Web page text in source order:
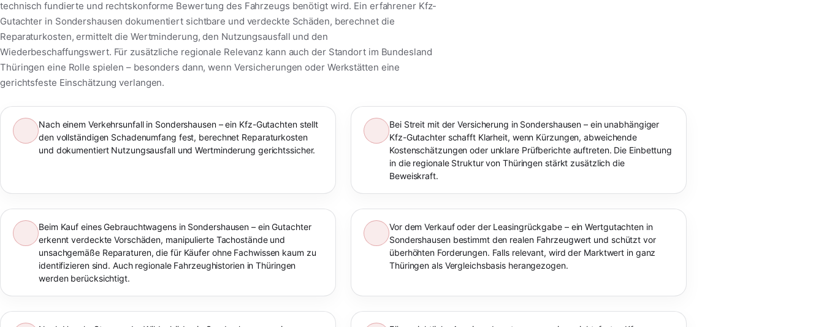
technisch fundierte und rechtskonforme Bewertung des Fahrzeugs benötigt wird. Ein erfahrener Kfz-
Gutachter in Sondershausen dokumentiert sichtbare und verdeckte Schäden, berechnet die
Reparaturkosten, ermittelt die Wertminderung, den Nutzungsausfall und den
Wiederbeschaffungswert. Für zusätzliche regionale Relevanz kann auch der Standort im Bundesland
Thüringen eine Rolle spielen – besonders dann, wenn Versicherungen oder Werkstätten eine
gerichtsfeste Einschätzung verlangen.
Nach einem Verkehrsunfall in Sondershausen – ein Kfz-Gutachten stellt
den vollständigen Schadenumfang fest, berechnet Reparaturkosten
und dokumentiert Nutzungsausfall und Wertminderung gerichtssicher.
Bei Streit mit der Versicherung in Sondershausen – ein unabhängiger
Kfz-Gutachter schafft Klarheit, wenn Kürzungen, abweichende
Kostenschätzungen oder unklare Prüfberichte auftreten. Die Einbettung
in die regionale Struktur von Thüringen stärkt zusätzlich die
Beweiskraft.
Beim Kauf eines Gebrauchtwagens in Sondershausen – ein Gutachter
erkennt verdeckte Vorschäden, manipulierte Tachostände und
unsachgemäße Reparaturen, die für Käufer ohne Fachwissen kaum zu
identifizieren sind. Auch regionale Fahrzeughistorien in Thüringen
werden berücksichtigt.
Vor dem Verkauf oder der Leasingrückgabe – ein Wertgutachten in
Sondershausen bestimmt den realen Fahrzeugwert und schützt vor
überhöhten Forderungen. Falls relevant, wird der Marktwert in ganz
Thüringen als Vergleichsbasis herangezogen.